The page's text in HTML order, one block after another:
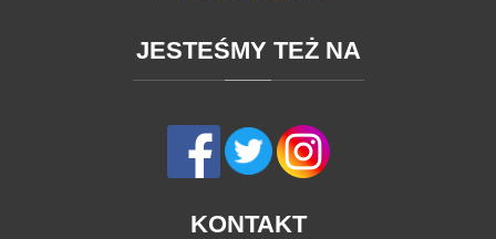
JESTEŚMY TEŻ NA
KONTAKT